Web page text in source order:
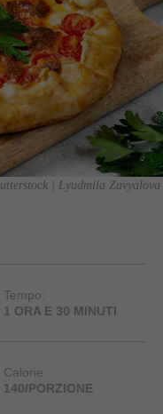
| Lyudmila Zavyalova
Tempo:
1 ORA E 30 MINUTI
Calorie:
140/PORZIONE